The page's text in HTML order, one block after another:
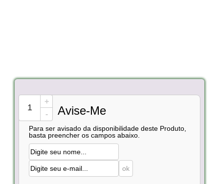
+
-
Avise-Me
Para ser avisado da disponibilidade deste Produto,
basta preencher os campos abaixo.